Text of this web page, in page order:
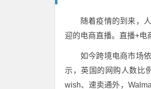
随着疫情的到来，
迎的电商直播。直播+电
如今跨境电商市场
示，英国的网购人数比
wish、速卖通外，